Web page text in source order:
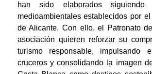
han sido elaborados siguiendo
medioambientales establecidos por
de Alicante. Con ello, el Patronato
asociación quieren reforzar su
turismo responsable, impulsando
cruceros y consolidando la imagen